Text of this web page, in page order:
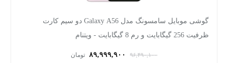
گوشی موبایل سامسونگ مدل Galaxy A56 دو سیم کارت
ظرفیت 256 گیگابایت و رم 8 گیگابایت - ویتنام
۹۶,۴۹۰,۱۰۰ ۸۹,۹۹۹,۹۰۰ تومان